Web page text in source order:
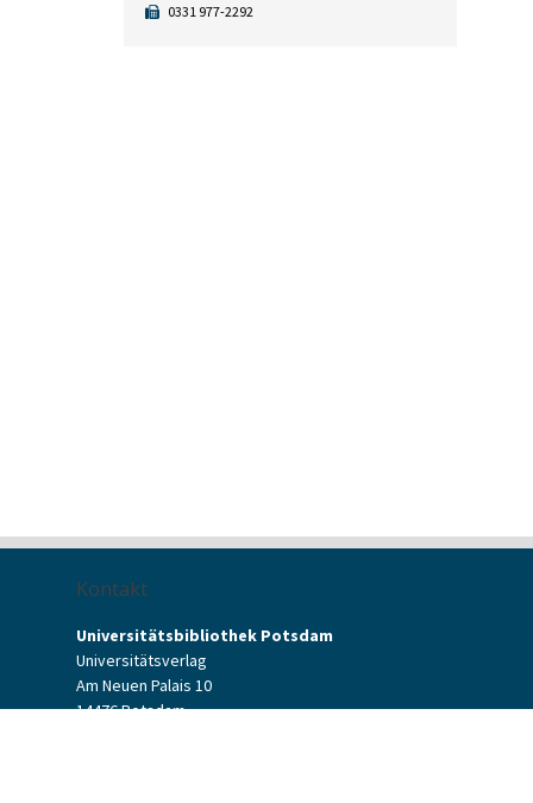
0331 977-2292
Kontakt
Universitätsbibliothek Potsdam
Universitätsverlag
Am Neuen Palais 10
14476 Potsdam